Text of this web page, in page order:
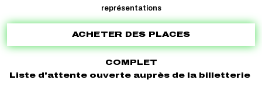
représentations
ACHETER DES PLACES
COMPLET
Liste d'attente ouverte auprès de la billetterie